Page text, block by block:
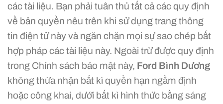
các tài liệu. Bạn phải tuân thủ tất cả các quy định
về bản quyền nêu trên khi sử dụng trang thông
tin điện tử này và ngăn chặn mọi sự sao chép bất
hợp pháp các tài liệu này. Ngoài trừ được quy định
trong Chính sách bảo mật này, Ford Bình Dương
không thừa nhận bất kì quyền hạn ngầm định
hoặc công khai, dưới bất kì hình thức bằng sáng